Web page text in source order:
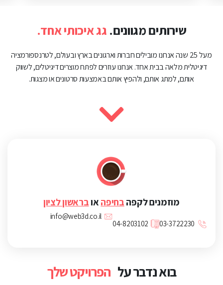
שירותים מגוונים. גג איכותי אחד.
מעל 25 שנה אנחנו מובילים חברות וארגונים בארץ ובעולם, לטרנספורמציה
דיגיטלית מלאה בבית אחד. אנחנו עוזרים לפתח מוצרים דיגיטלים, לשווק
אותם, למתג אותם, ולהפיץ אותם באמצעות סרטונים או מצגות.
בוא נדבר על הפרויקט שלך
מוזמנים לקפה בחיפה אובראשון לציון
03-3722230
04-8203102
info@web3d.co.il